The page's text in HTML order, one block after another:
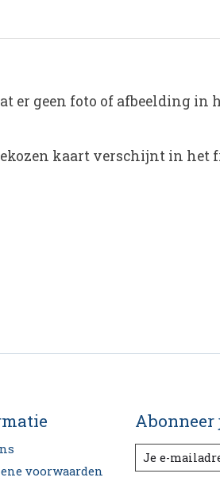
er geen foto of afbeelding in
kaart verschijnt in het
voorwaarden